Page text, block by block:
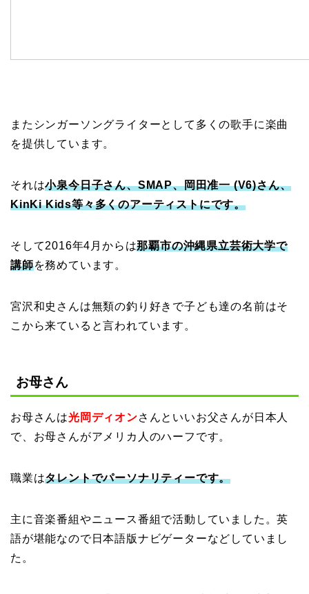
またシンガーソングライターとして多くの歌手に楽曲
を提供しています。
それは小泉今日子さん、SMAP、岡田准一 (V6)さん、
KinKi Kids等々多くのアーティストにです。
そして2016年4月からは那覇市の沖縄県立芸術大学で
講師を務めています。
宮沢和史さんは無類の釣り好きで子ども達の名前はそ
こから来ていると言われています。
お母さん
お母さんは光岡ディオンさんといいお父さんが日本人
で、お母さんがアメリカ人のハーフです。
職業はタレントでパーソナリティーです。
主に音楽番組やニュース番組で活動していました。英
語が堪能なので日本語版ナビゲーターなどしていまし
た。